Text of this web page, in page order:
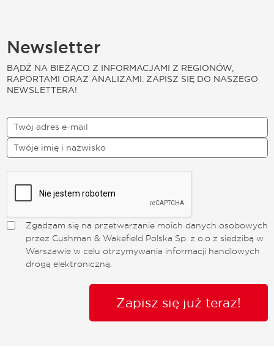
Newsletter
BĄDŹ NA BIEŻĄCO Z INFORMACJAMI Z REGIONÓW,
RAPORTAMI ORAZ ANALIZAMI. ZAPISZ SIĘ DO NASZEGO
NEWSLETTERA!
Zgadzam się na przetwarzanie moich danych osobowych
przez Cushman & Wakefield Polska Sp. z o.o z siedzibą w
Warszawie w celu otrzymywania informacji handlowych
drogą elektroniczną.
Zapisz się już teraz!